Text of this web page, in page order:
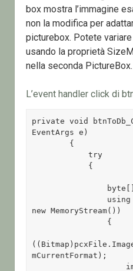
box mostra l’immagine
non la modifica per
picturebox. Potete
usando la proprietà
nella seconda PictureBox.
L’event handler click di
private void
EventArgs e)
            try
new MemoryStream())
mCurrentFormat);